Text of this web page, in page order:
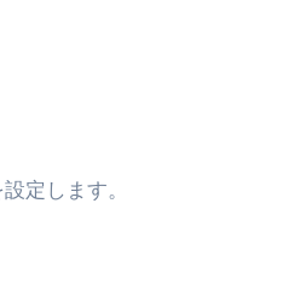
根こそぎ防ぐ！素材別おすす
羽毛・調温・吸湿発熱…あなた
木まで徹底分類！室内で“足
ド｜海外・国内旅行を最安値
策になる ―
定します。